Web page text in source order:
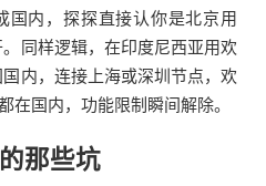
国内，探探直接认你是北京用
同样逻辑，在印度尼西亚用欢
内，连接上海或深圳节点，欢
在国内，功能限制瞬间解除。
那些坑